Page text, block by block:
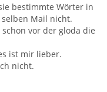
bestimmte Wörter in
Mail nicht.
vor der gloda die
ist mir lieber.
nicht.